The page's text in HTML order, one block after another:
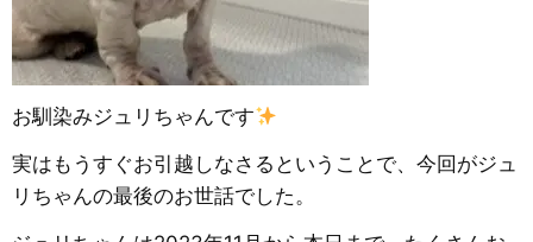
お馴染みジュリちゃんです
実はもうすぐお引越しなさるということで、今回がジュ
リちゃんの最後のお世話でした。